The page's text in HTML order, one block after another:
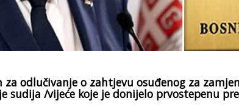
za odlučivanje o zahtjevu osuđenog za
sudija /vijeće koje je donijelo prvostepenu